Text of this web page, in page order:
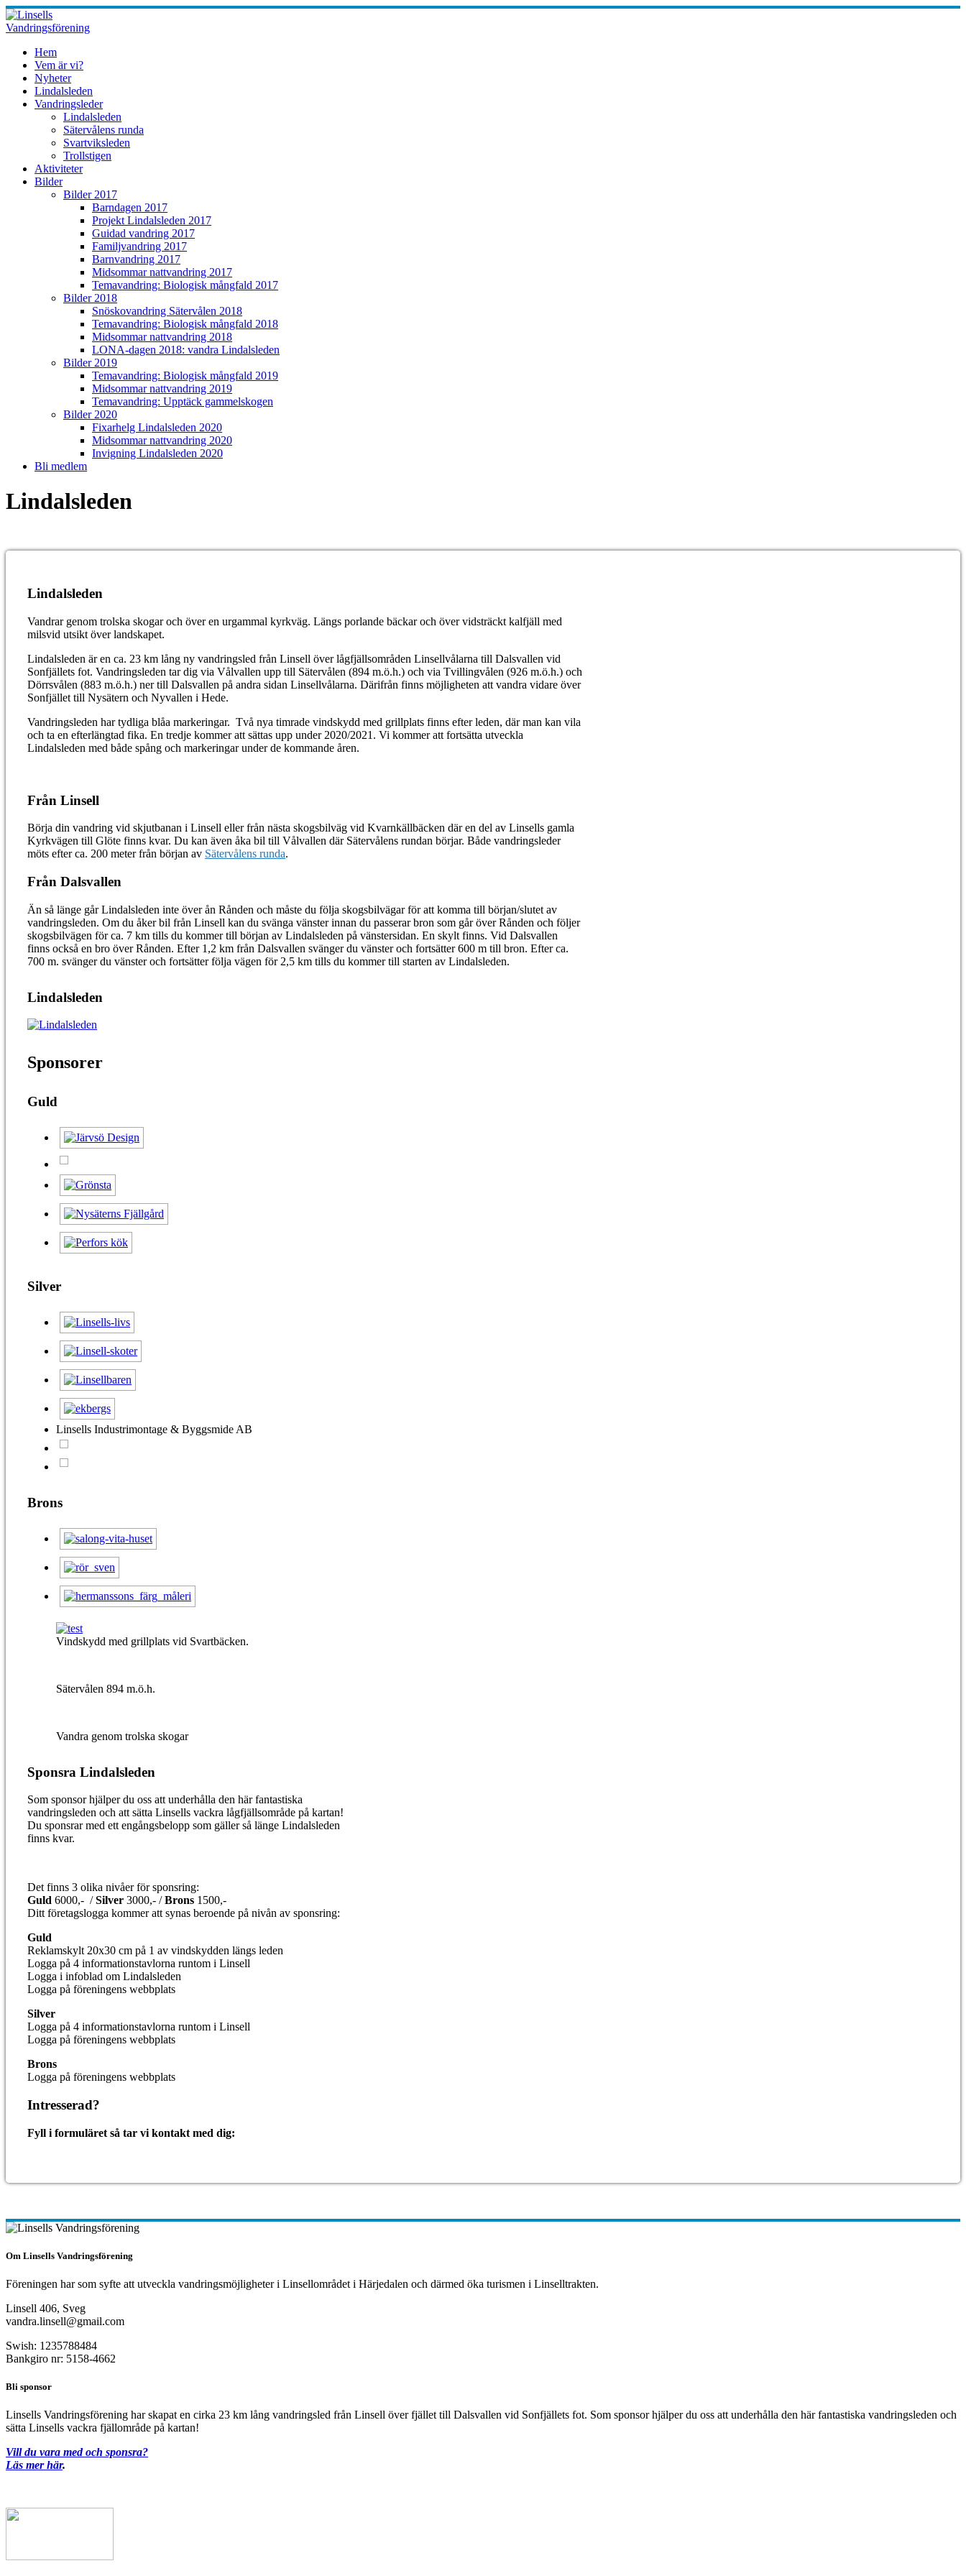
Skip
to
content
Hem
Vem är vi?
Nyheter
Lindalsleden
Vandringsleder
Lindalsleden
Sätervålens runda
Svartviksleden
Trollstigen
Aktiviteter
Bilder
Bilder 2017
Barndagen 2017
Projekt Lindalsleden 2017
Guidad vandring 2017
Familjvandring 2017
Barnvandring 2017
Midsommar nattvandring 2017
Temavandring: Biologisk mångfald 2017
Bilder 2018
Snöskovandring Sätervålen 2018
Temavandring: Biologisk mångfald 2018
Midsommar nattvandring 2018
LONA-dagen 2018: vandra Lindalsleden
Bilder 2019
Temavandring: Biologisk mångfald 2019
Midsommar nattvandring 2019
Temavandring: Upptäck gammelskogen
Bilder 2020
Fixarhelg Lindalsleden 2020
Midsommar nattvandring 2020
Invigning Lindalsleden 2020
Bli medlem
Lindalsleden
Lindalsleden
Vandrar genom trolska skogar och över en urgammal kyrkväg. Längs porlande bäckar och över vidsträckt kalfjäll med
milsvid utsikt över landskapet.
Lindalsleden är en ca. 23 km lång ny vandringsled från Linsell över lågfjällsområden Linsellvålarna till Dalsvallen vid
Sonfjällets fot. Vandringsleden tar dig via Vålvallen upp till Sätervålen (894 m.ö.h.) och via Tvillingvålen (926 m.ö.h.) och
Dörrsvålen (883 m.ö.h.) ner till Dalsvallen på andra sidan Linsellvålarna. Därifrån finns möjligheten att vandra vidare över
Sonfjället till Nysätern och Nyvallen i Hede.
Vandringsleden har tydliga blåa markeringar. Två nya timrade vindskydd med grillplats finns efter leden, där man kan vila
och ta en efterlängtad fika. En tredje kommer att sättas upp under 2020/2021. Vi kommer att fortsätta utveckla
Lindalsleden med både spång och markeringar under de kommande åren.
Från Linsell
Börja din vandring vid skjutbanan i Linsell eller från nästa skogsbilväg vid Kvarnkällbäcken där en del av Linsells gamla
Kyrkvägen till Glöte finns kvar. Du kan även åka bil till Vålvallen där Sätervålens rundan börjar. Både vandringsleder
möts efter ca. 200 meter från början av Sätervålens runda.
Från Dalsvallen
Än så länge går Lindalsleden inte över ån Rånden och måste du följa skogsbilvägar för att komma till början/slutet av
vandringsleden. Om du åker bil från Linsell kan du svänga vänster innan du passerar bron som går över Rånden och följer
skogsbilvägen för ca. 7 km tills du kommer till början av Lindalsleden på vänstersidan. En skylt finns. Vid Dalsvallen
finns också en bro över Rånden. Efter 1,2 km från Dalsvallen svänger du vänster och fortsätter 600 m till bron. Efter ca.
700 m. svänger du vänster och fortsätter följa vägen för 2,5 km tills du kommer till starten av Lindalsleden.
Lindalsleden
Sponsorer
Guld
Silver
Linsells Industrimontage & Byggsmide AB
Brons
Vindskydd med grillplats vid Svartbäcken.
Sätervålen 894 m.ö.h.
Vandra genom trolska skogar
Sponsra Lindalsleden
Som sponsor hjälper du oss att underhålla den här fantastiska
vandringsleden och att sätta Linsells vackra lågfjällsområde på kartan!
Du sponsrar med ett engångsbelopp som gäller så länge Lindalsleden
finns kvar.
Det finns 3 olika nivåer för sponsring:
Guld 6000,- /Silver 3000,- /Brons 1500,-
Ditt företagslogga kommer att synas beroende på nivån av sponsring:
Guld
Reklamskylt 20x30 cm på 1 av vindskydden längs leden
Logga på 4 informationstavlorna runtom i Linsell
Logga i infoblad om Lindalsleden
Logga på föreningens webbplats
Silver
Logga på 4 informationstavlorna runtom i Linsell
Logga på föreningens webbplats
Brons
Logga på föreningens webbplats
Intresserad?
Fyll i formuläret så tar vi kontakt med dig:
Om Linsells Vandringsförening
Föreningen har som syfte att utveckla vandringsmöjligheter i Linsellområdet i Härjedalen och därmed öka turismen i Linselltrakten.
Linsell 406, Sveg
vandra.linsell@gmail.com
Swish: 1235788484
Bankgiro nr: 5158-4662
Bli sponsor
Linsells Vandringsförening har skapat en cirka 23 km lång vandringsled från Linsell över fjället till Dalsvallen vid Sonfjällets fot. Som sponsor hjälper du oss att underhålla den här fantastiska vandringsleden och
sätta Linsells vackra fjällområde på kartan!
Vill du vara med och sponsra?
Läs mer här.